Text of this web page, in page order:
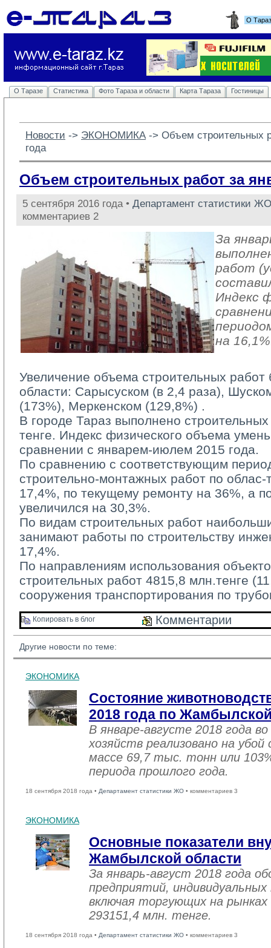
О
О Таразе Статистика Фото Тараза и области Карта Тараза Гостиницы
Новости -> ЭКОНОМИКА -> Объем строительных
года
Объем строительных работ за
5 сентября 2016 года • Департамент статистики ЖО
комментариев 2
За
работ
Индекс
на
Увеличение объема строительных
области: Сарысуском (в 2,4 раза),
(173%), Меркенском (129,8%) .
В городе Тараз выполнено
тенге. Индекс физического объема
сравнении с январем-июлем 2015 года.
По сравнению с соответствующим
строительно-монтажных работ по
17,4%, по текущему ремонту на 36%, а
увеличился на 30,3%.
По видам строительных работ
занимают работы по строительству
17,4%.
По направлениям использования
строительных работ 4815,8 млн.тенге
сооружения транспортирования по
Копировать в блог Комментарии
Другие новости по теме:
ЭКОНОМИКА
Состояние
2018 года по
В январе-августе 2018 года
хозяйств реализовано на
массе 69,7 тыс. тонн или
периода прошлого года.
18 сентября 2018 года • Департамент статистики ЖО • комментариев 3
ЭКОНОМИКА
Основные показатели
Жамбылской области
За январь-август 2018 года
предприятий,
включая торгующих на рынках
293151,4 млн. тенге.
18 сентября 2018 года • Департамент статистики ЖО • комментариев 3